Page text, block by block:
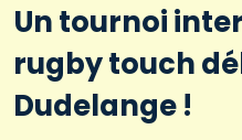
Un tournoi
rugby touch
Dudelange !